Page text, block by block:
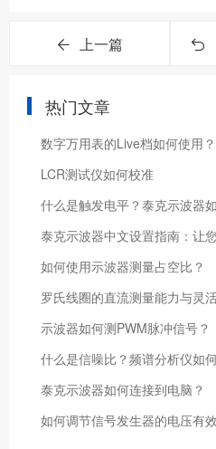
上一篇
热门文章
数字万用表的Live档如何使用？
LCR测试仪如何校准
什么是触发电平？泰克示波器
泰克示波器中文设置指南：让
如何使用示波器测量占空比？
罗氏线圈的直流测量能力与灵
示波器如何测PWM脉冲信号？
什么是信噪比？频谱分析仪如
泰克示波器如何连接到电脑？
如何调节信号发生器的电压有